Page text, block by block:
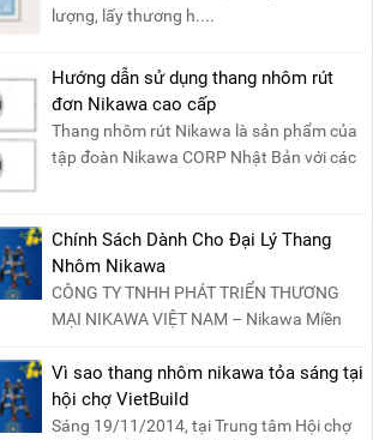
lượng, lấy thương h....
Hướng dẫn sử dụng thang nhôm rút
đơn Nikawa cao cấp
Thang nhôm rút Nikawa là sản phẩm của
tập đoàn Nikawa CORP Nhật Bản với các
Chính Sách Dành Cho Đại Lý Thang
Nhôm Nikawa
CÔNG TY TNHH PHÁT TRIỂN THƯƠNG
MẠI NIKAWA VIỆT NAM – Nikawa Miền
Bắc: Số 19, Đường Trung ....
Vì sao thang nhôm nikawa tỏa sáng tại
hội chợ VietBuild
Sáng 19/11/2014, tại Trung tâm Hội chợ